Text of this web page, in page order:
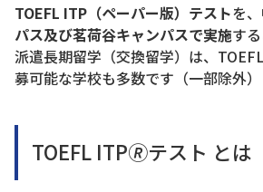
TOEFL ITP（ペーパー版）テストを、
パス及び茗荷谷キャンパスで実施す
派遣長期留学（交換留学）は、
募可能な学校も多数です（一部除外）
TOEFL ITP🄬テスト とは